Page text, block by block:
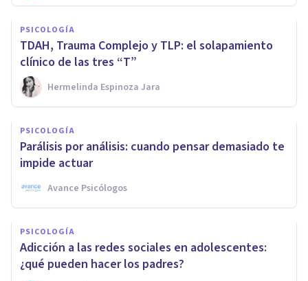
PSICOLOGÍA
TDAH, Trauma Complejo y TLP: el solapamiento
clínico de las tres “T”
Hermelinda Espinoza Jara
PSICOLOGÍA
Parálisis por análisis: cuando pensar demasiado te
impide actuar
Avance Psicólogos
PSICOLOGÍA
Adicción a las redes sociales en adolescentes:
¿qué pueden hacer los padres?